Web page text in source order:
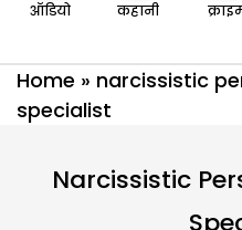
ऑडियो कहानी
Home » narcissistic
specialist
Narcissistic